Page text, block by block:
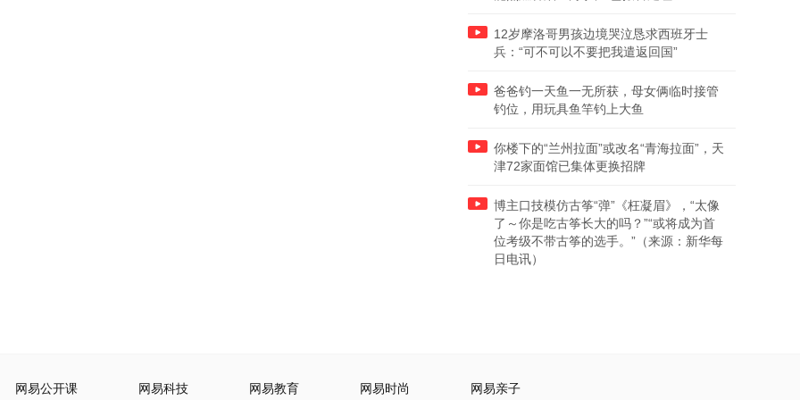
12岁摩洛哥男孩边境哭泣恳求西班牙士
兵：“可不可以不要把我遣返回国”
爸爸钓一天鱼一无所获，母女俩临时接管
钓位，用玩具鱼竿钓上大鱼
你楼下的“兰州拉面”或改名“青海拉面”，天
津72家面馆已集体更换招牌
博主口技模仿古筝“弹”《枉凝眉》，“太像
了～你是吃古筝长大的吗？”“或将成为首
位考级不带古筝的选手。”（来源：新华每
日电讯）
网易公开课 网易科技 网易教育 网易时尚 网易亲子